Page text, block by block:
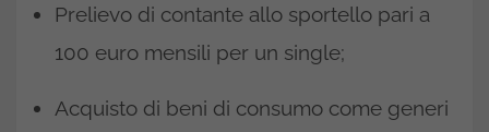
Prelievo di contante allo sportello pari a
100 euro mensili per un single;
Acquisto di beni di consumo come generi